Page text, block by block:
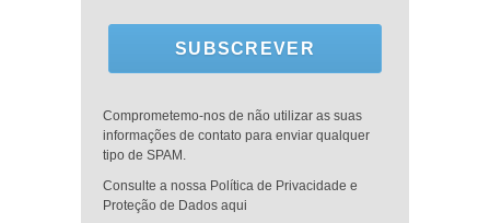
SUBSCREVER
Comprometemo-nos de não utilizar as suas
informações de contato para enviar qualquer
tipo de SPAM.
Consulte a nossa Política de Privacidade e
Proteção de Dados aqui